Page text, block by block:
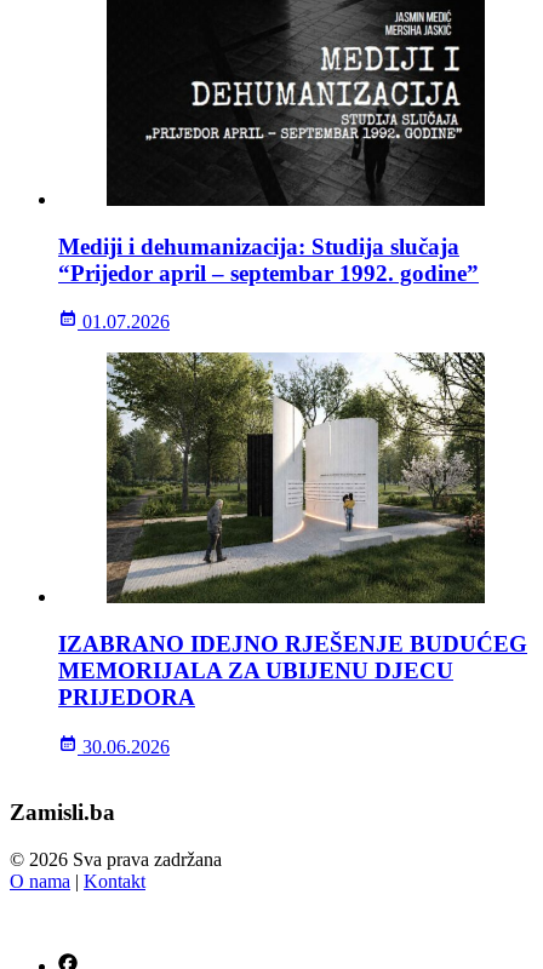
Mediji i dehumanizacija: Studija slučaja
“Prijedor april – septembar 1992. godine”
01.07.2026
IZABRANO IDEJNO RJEŠENJE BUDUĆEG
MEMORIJALA ZA UBIJENU DJECU
PRIJEDORA
30.06.2026
Zamisli.ba
© 2026 Sva prava zadržana
O nama | Kontakt